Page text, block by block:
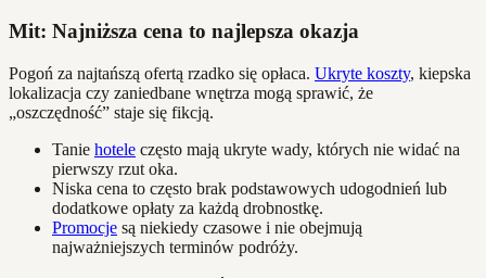
Mit: Najniższa cena to najlepsza okazja
Pogoń za najtańszą ofertą rzadko się opłaca. Ukryte koszty, kiepska
lokalizacja czy zaniedbane wnętrza mogą sprawić, że
„oszczędność” staje się fikcją.
Tanie hotele często mają ukryte wady, których nie widać na
pierwszy rzut oka.
Niska cena to często brak podstawowych udogodnień lub
dodatkowe opłaty za każdą drobnostkę.
Promocje są niekiedy czasowe i nie obejmują
najważniejszych terminów podróży.